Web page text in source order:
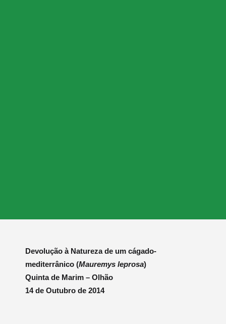
Devolução à Natureza de um cágado-
mediterrânico (Mauremys leprosa)
Quinta de Marim – Olhão
14 de Outubro de 2014